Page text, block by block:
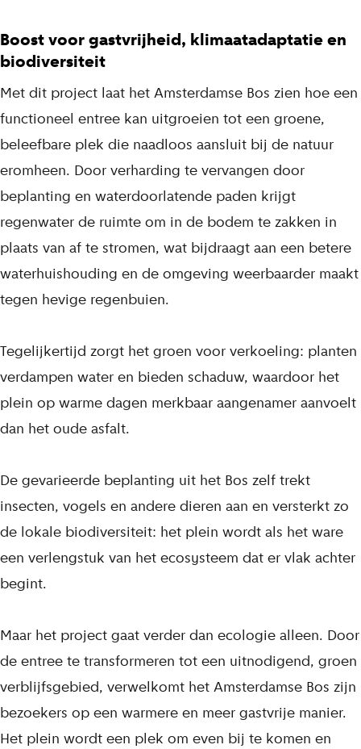
Boost voor gastvrijheid, klimaatadaptatie en
biodiversiteit
Met dit project laat het Amsterdamse Bos zien hoe een
functioneel entree kan uitgroeien tot een groene,
beleefbare plek die naadloos aansluit bij de natuur
eromheen. Door verharding te vervangen door
beplanting en waterdoorlatende paden krijgt
regenwater de ruimte om in de bodem te zakken in
plaats van af te stromen, wat bijdraagt aan een betere
waterhuishouding en de omgeving weerbaarder maakt
tegen hevige regenbuien.
Tegelijkertijd zorgt het groen voor verkoeling: planten
verdampen water en bieden schaduw, waardoor het
plein op warme dagen merkbaar aangenamer aanvoelt
dan het oude asfalt.
De gevarieerde beplanting uit het Bos zelf trekt
insecten, vogels en andere dieren aan en versterkt zo
de lokale biodiversiteit: het plein wordt als het ware
een verlengstuk van het ecosysteem dat er vlak achter
begint.
Maar het project gaat verder dan ecologie alleen. Door
de entree te transformeren tot een uitnodigend, groen
verblijfsgebied, verwelkomt het Amsterdamse Bos zijn
bezoekers op een warmere en meer gastvrije manier.
Het plein wordt een plek om even bij te komen en